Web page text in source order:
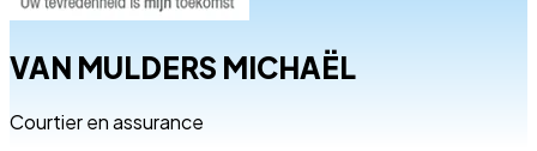
VAN MULDERS MICHAËL
Courtier en assurance